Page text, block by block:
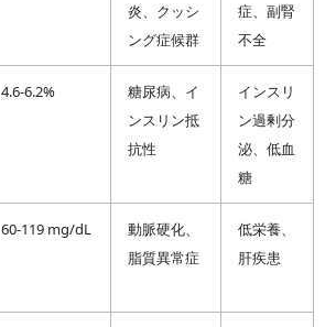
炎、クッシ
ング症候群
症、副腎
不全
4.6-6.2%
糖尿病、イ
ンスリン抵
抗性
インスリ
ン過剰分
泌、低血
糖
60-119 mg/dL
動脈硬化、
脂質異常症
低栄養、
肝疾患